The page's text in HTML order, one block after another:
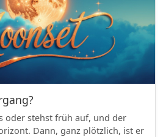
oder stehst früh auf, und der
Dann, ganz plötzlich, ist er